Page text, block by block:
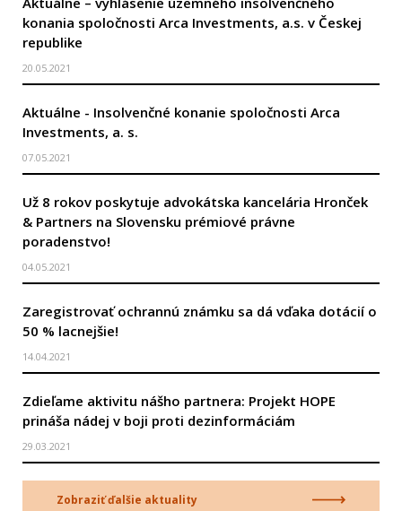
konania spoločnosti Arca Investments, a.s. v Českej
republike
20.05.2021
Aktuálne - Insolvenčné konanie spoločnosti Arca
Investments, a. s.
07.05.2021
Už 8 rokov poskytuje advokátska kancelária Hronček
& Partners na Slovensku prémiové právne
poradenstvo!
04.05.2021
Zaregistrovať ochrannú známku sa dá vďaka dotácií o
50 % lacnejšie!
14.04.2021
Zdieľame aktivitu nášho partnera: Projekt HOPE
prináša nádej v boji proti dezinformáciám
29.03.2021
Zobraziť ďalšie aktuality